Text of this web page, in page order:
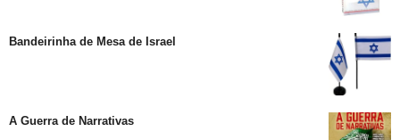
Bandeirinha de Mesa de Israel
A Guerra de Narrativas